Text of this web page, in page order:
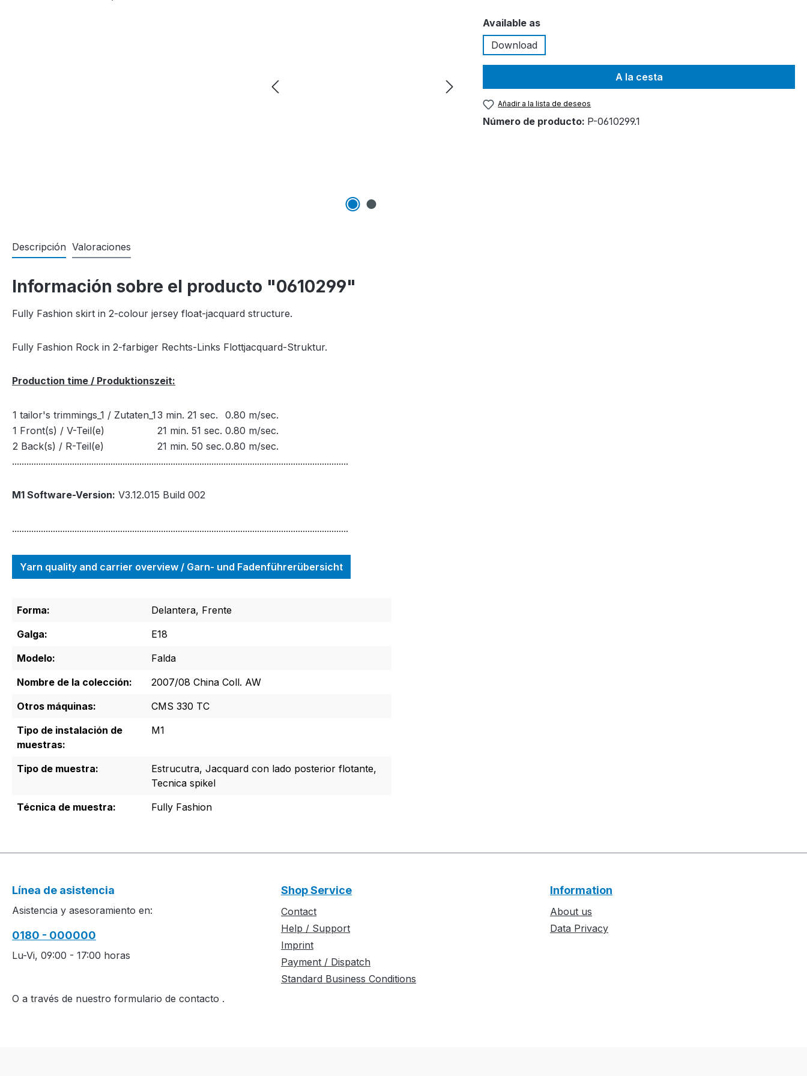
Seleccione
Available as
Download
A la cesta
Añadir a la lista de deseos
Número de producto: P-0610299.1
Descripción Valoraciones
Información sobre el producto "0610299"
Fully Fashion skirt in 2-colour jersey float-jacquard structure.
Fully Fashion Rock in 2-farbiger Rechts-Links Flottjacquard-Struktur.
Production time / Produktionszeit:
1 tailor's trimmings_1 / Zutaten_13 min. 21 sec.
0.80 m/sec.
1 Front(s) / V-Teil(e)
21 min. 51 sec. 0.80 m/sec.
2 Back(s) / R-Teil(e)
21 min. 50 sec.0.80 m/sec.
............................................................................................................................................
M1 Software-Version: V3.12.015 Build 002
............................................................................................................................................
Yarn quality and carrier overview / Garn- und Fadenführerübersicht
Forma:
Delantera, Frente
Galga:
E18
Modelo:
Falda
Nombre de la colección:
2007/08 China Coll. AW
Otros máquinas:
CMS 330 TC
Tipo de instalación de
muestras:
M1
Tipo de muestra:
Estrucutra, Jacquard con lado posterior flotante,
Tecnica spikel
Técnica de muestra:
Fully Fashion
Línea de asistencia
Asistencia y asesoramiento en:
0180 - 000000
Lu-Vi, 09:00 - 17:00 horas
O a través de nuestro formulario de contacto .
Shop Service
Contact
Help / Support
Imprint
Payment / Dispatch
Standard Business Conditions
Information
About us
Data Privacy